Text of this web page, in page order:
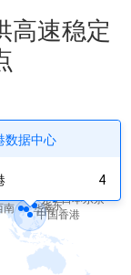
高速稳定
华南
华东
南 中国香港
数据中心
4
日本东京